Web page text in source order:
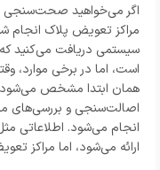
اگر می‌خواهید صحت‌سنجی
مراکز تعویض پلاک انجام
سیستمی دریافت می‌کنید
است، اما در برخی موارد،
همان ابتدا مشخص
اصالت‌سنجی و بررسی‌های
انجام می‌شود. اطلاعاتی
ارائه می‌شود، اما مراکز